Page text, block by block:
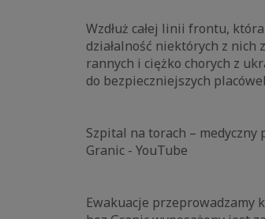
Wzdłuż całej linii frontu,
działalność niektórych z nich
rannych i ciężko chorych z
do bezpieczniejszych
Szpital na torach –
Granic - YouTube
Ewakuacje przeprowadzamy